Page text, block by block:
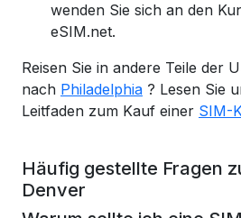
wenden Sie sich an den
eSIM.net.
Reisen Sie in andere Teile der
nach Philadelphia ? Lesen Sie
Leitfaden zum Kauf einer SIM-
Häufig gestellte Fragen
Denver